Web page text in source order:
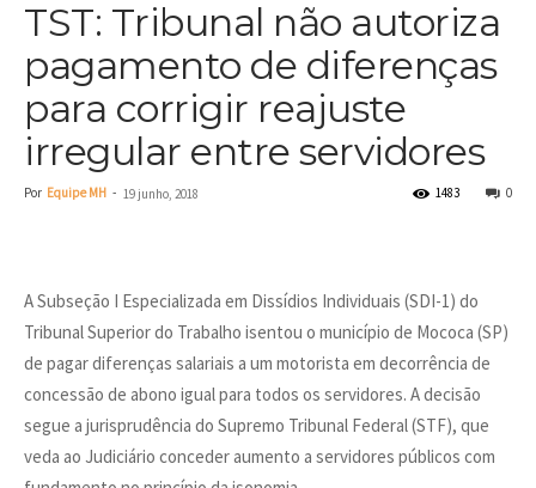
TST: Tribunal não autoriza
pagamento de diferenças
para corrigir reajuste
irregular entre servidores
Por Equipe MH - 19 junho, 2018 0
1483
A Subseção I Especializada em Dissídios Individuais (SDI-1) do
Tribunal Superior do Trabalho isentou o município de Mococa (SP)
de pagar diferenças salariais a um motorista em decorrência de
concessão de abono igual para todos os servidores. A decisão
segue a jurisprudência do Supremo Tribunal Federal (STF), que
veda ao Judiciário conceder aumento a servidores públicos com